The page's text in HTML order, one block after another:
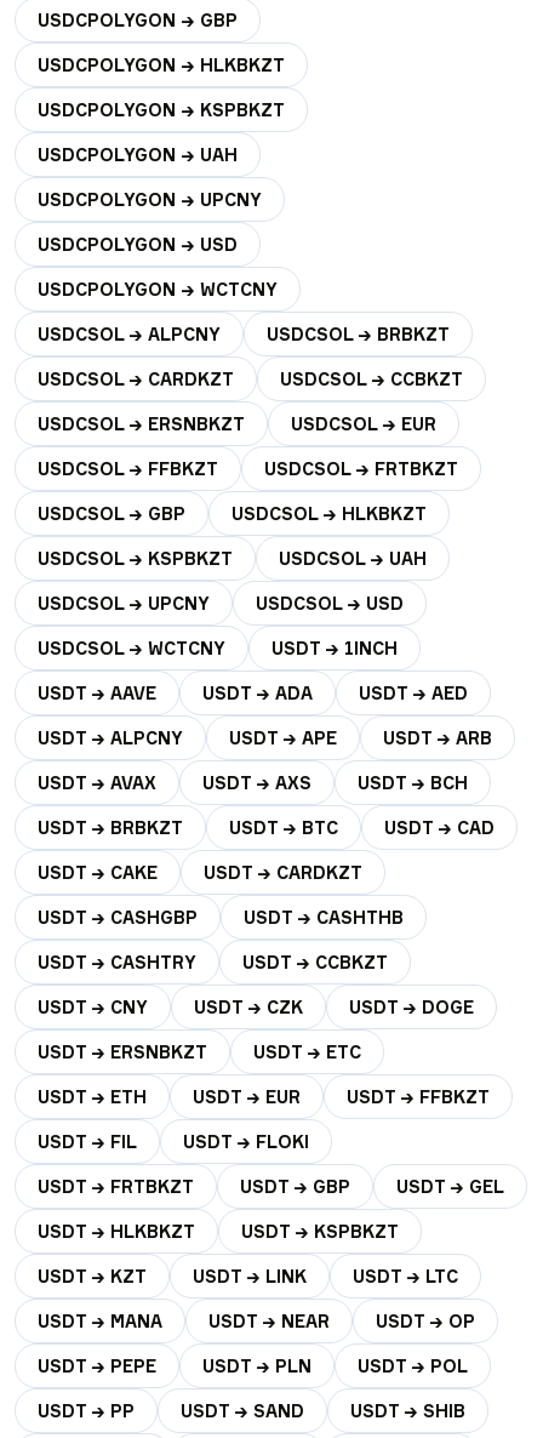
USDCPOLYGON → GBP
USDCPOLYGON → HLKBKZT
USDCPOLYGON → KSPBKZT
USDCPOLYGON → UAH
USDCPOLYGON → UPCNY
USDCPOLYGON → USD
USDCPOLYGON → WCTCNY
USDCSOL → ALPCNY USDCSOL → BRBKZT
USDCSOL → CARDKZT USDCSOL → CCBKZT
USDCSOL → ERSNBKZT USDCSOL → EUR
USDCSOL → FFBKZT USDCSOL → FRTBKZT
USDCSOL → GBP USDCSOL → HLKBKZT
USDCSOL → KSPBKZT USDCSOL → UAH
USDCSOL → UPCNY USDCSOL → USD
USDCSOL → WCTCNY USDT → 1INCH
USDT → AAVE USDT → ADA USDT → AED
USDT → ALPCNY USDT → APE USDT → ARB
USDT → AVAX USDT → AXS USDT → BCH
USDT → BRBKZT USDT → BTC USDT → CAD
USDT → CAKE USDT → CARDKZT
USDT → CASHGBP USDT → CASHTHB
USDT → CASHTRY USDT → CCBKZT
USDT → CNY USDT → CZK USDT → DOGE
USDT → ERSNBKZT USDT → ETC
USDT → ETH USDT → EUR USDT → FFBKZT
USDT → FIL USDT → FLOKI
USDT → FRTBKZT USDT → GBP USDT → GEL
USDT → HLKBKZT USDT → KSPBKZT
USDT → KZT USDT → LINK USDT → LTC
USDT → MANA USDT → NEAR USDT → OP
USDT → PEPE USDT → PLN USDT → POL
USDT → PP USDT → SAND USDT → SHIB